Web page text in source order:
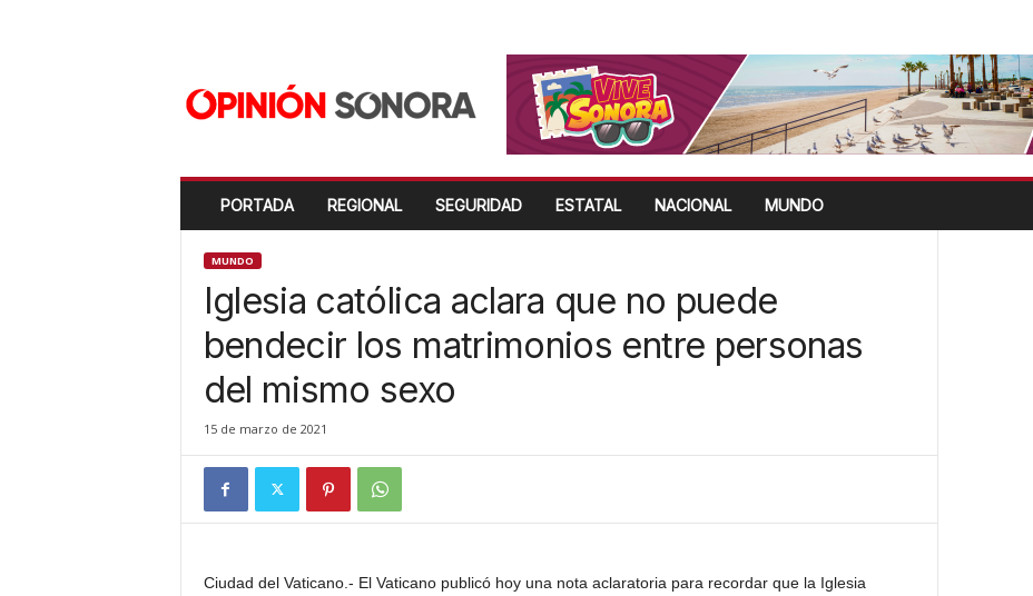
PORTADA REGIONAL SEGURIDAD ESTATAL NACIONAL MUNDO
MUNDO
Iglesia católica aclara que no puede
bendecir los matrimonios entre personas
del mismo sexo
15 de marzo de 2021
Ciudad del Vaticano.- El Vaticano publicó hoy una nota aclaratoria para recordar que la Iglesia